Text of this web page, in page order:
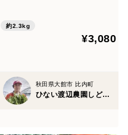
約2.3kg
¥3,080
秋田県大館市 比内町
ひない渡辺農園しどけ村